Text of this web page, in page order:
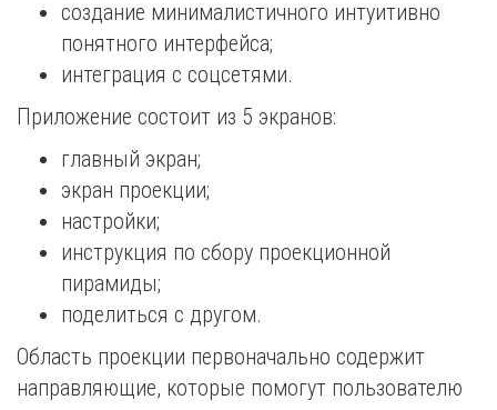
создание минималистичного интуитивно
понятного интерфейса;
интеграция с соцсетями.
Приложение состоит из 5 экранов:
главный экран;
экран проекции;
настройки;
инструкция по сбору проекционной
пирамиды;
поделиться с другом.
Область проекции первоначально содержит
направляющие, которые помогут пользователю